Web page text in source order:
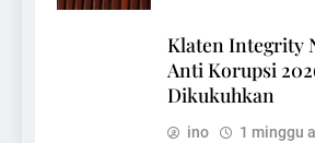
Klaten Integrity
Anti Korupsi
Dikukuhkan
ino 1 minggu